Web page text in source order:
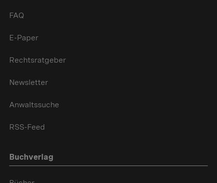
FAQ
E-Paper
Rechtsratgeber
Newsletter
Anwaltssuche
RSS-Feed
Buchverlag